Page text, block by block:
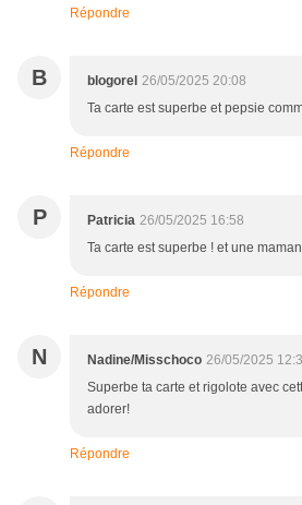
Répondre
B blogorel 26/05/2025 20:08
Ta carte est superbe et pepsie
Répondre
P Patricia 26/05/2025 16:58
Ta carte est superbe ! et une
Répondre
N Nadine/Misschoco 26/05/2025
Superbe ta carte et rigolote avec
adorer!
Répondre